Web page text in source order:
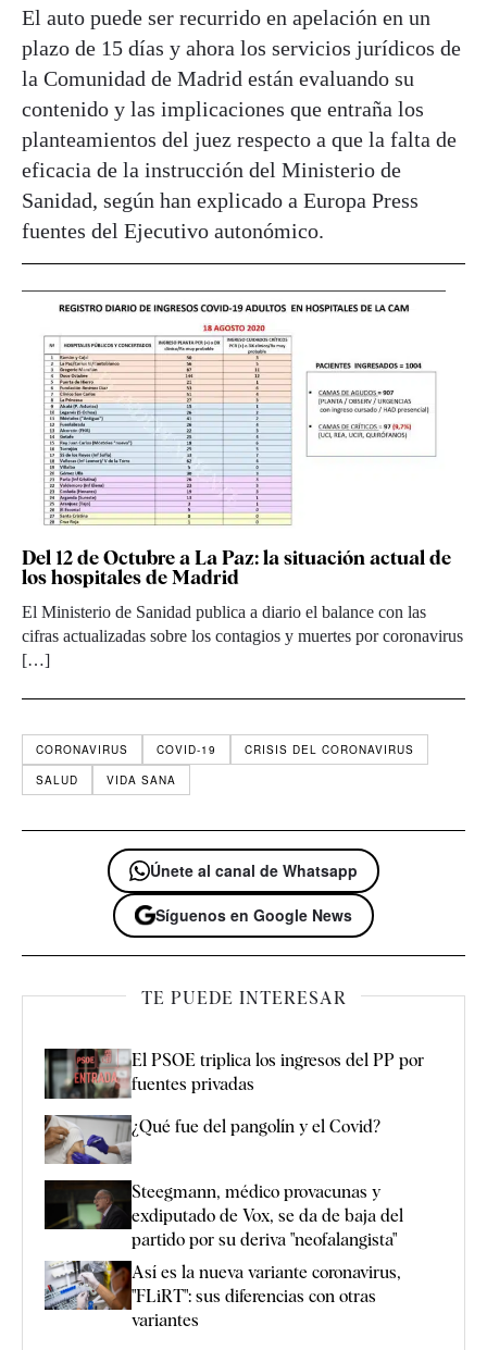
El auto puede ser recurrido en apelación en un
plazo de 15 días y ahora los servicios jurídicos de
la Comunidad de Madrid están evaluando su
contenido y las implicaciones que entraña los
planteamientos del juez respecto a que la falta de
eficacia de la instrucción del Ministerio de
Sanidad, según han explicado a Europa Press
fuentes del Ejecutivo autonómico.
Del 12 de Octubre a La Paz: la situación actual de
los hospitales de Madrid
El Ministerio de Sanidad publica a diario el balance con las
cifras actualizadas sobre los contagios y muertes por coronavirus
[…]
CORONAVIRUS COVID-19
CRISIS DEL CORONAVIRUS
SALUD
VIDA SANA
Únete al canal de Whatsapp
Síguenos en Google News
TE PUEDE INTERESAR
El PSOE triplica los ingresos del PP por
fuentes privadas
¿Qué fue del pangolín y el Covid?
Steegmann, médico provacunas y
exdiputado de Vox, se da de baja del
partido por su deriva "neofalangista"
Así es la nueva variante coronavirus,
"FLiRT": sus diferencias con otras
variantes